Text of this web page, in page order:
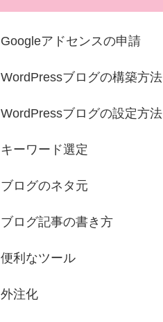
Googleアドセンスの申請
WordPressブログの構築方法
WordPressブログの設定方法
キーワード選定
ブログのネタ元
ブログ記事の書き方
便利なツール
外注化